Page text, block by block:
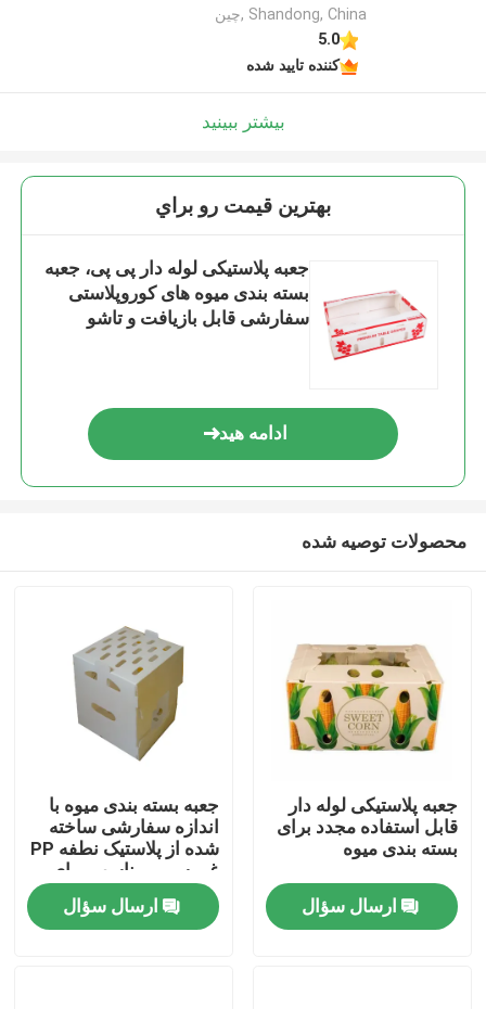
خونه
Shandong, China ,چین
5.0
کننده تایید شده
بیشتر ببینید
بهترين قيمت رو براي
جعبه پلاستیکی لوله دار پی پی، جعبه
بسته بندی میوه های کوروپلاستی
سفارشی قابل بازیافت و تاشو
ادامه هید
محصولات توصیه شده
جعبه پلاستیکی لوله دار
قابل استفاده مجدد برای
بسته بندی میوه
ارسال سؤال
جعبه بسته بندی میوه با
اندازه سفارشی ساخته
شده از پلاستیک نطفه PP
غیر سمی مناسب برای
بسته بندی میوه ها و
سبزیجاتارسال سؤال